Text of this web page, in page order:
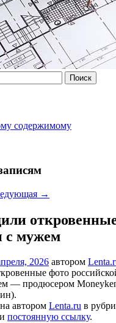
содержимому
→
с мужем
2026 автором
фото
— продюсером
автором Lenta.ru в
постоянную ссылку.